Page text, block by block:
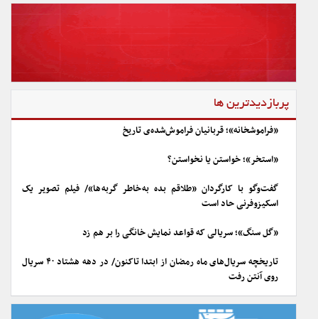
پربازدیدترین ها
«فراموشخانه»؛ قربانیان فراموش‌شده‌ی تاریخ
«استخر»؛ خواستن یا نخواستن؟
گفت‌وگو با کارگردان «طلاقم بده به خاطر گربه ها»/ فیلم تصویر یک
اسکیزوفرنی حاد است
«گل سنگ»؛ سریالی که قواعد نمایش خانگی را بر هم زد
تاریخچه سریال‌های ماه رمضان از ابتدا تاکنون/ در دهه هشتاد ۴۰ سریال
روی آنتن رفت